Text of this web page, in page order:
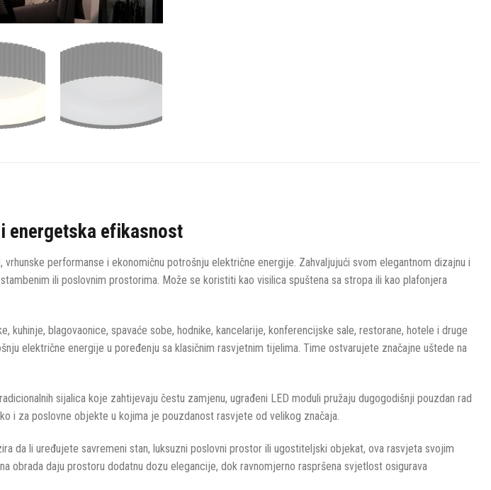
energetska efikasnost
performanse i ekonomičnu potrošnju električne energije. Zahvaljujući svom elegantnom dizajnu i
ili poslovnim prostorima. Može se koristiti kao visilica spuštena sa stropa ili kao plafonjera
blagovaonice, spavaće sobe, hodnike, kancelarije, konferencijske sale, restorane, hotele i druge
električne energije u poređenju sa klasičnim rasvjetnim tijelima. Time ostvarujete značajne uštede na
sijalica koje zahtijevaju čestu zamjenu, ugrađeni LED moduli pružaju dugogodišnji pouzdan rad
i za poslovne objekte u kojima je pouzdanost rasvjete od velikog značaja.
da li uređujete savremeni stan, luksuzni poslovni prostor ili ugostiteljski objekat, ova rasvjeta svojim
obrada daju prostoru dodatnu dozu elegancije, dok ravnomjerno raspršena svjetlost osigurava